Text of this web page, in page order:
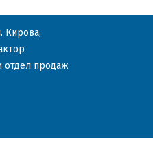
Кирова,
отдел продаж